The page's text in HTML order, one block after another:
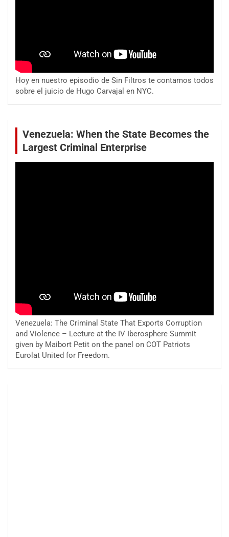
Hoy en nuestro episodio de Sin Filtros te contamos todos
sobre el juicio de Hugo Carvajal en NYC.
Venezuela: When the State Becomes the
Largest Criminal Enterprise
Venezuela: The Criminal State That Exports Corruption
and Violence – Lecture at the IV Iberosphere Summit
given by Maibort Petit on the panel on COT Patriots
Eurolat United for Freedom.